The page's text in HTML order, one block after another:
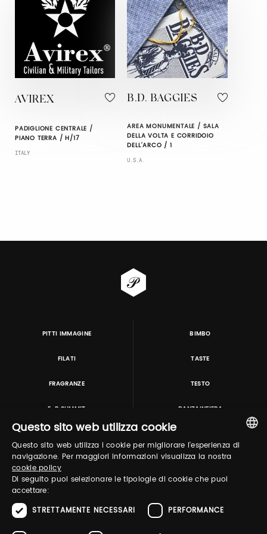
AVIREX
PADIGLIONE CENTRALE /
PIANO TERRA / H/17
ITALY
B.D. BAGGIES
AREA MONUMENTALE / SALA
DELLA VOLTA E CORRIDOIO
DELL'ARCO / 1
U.S.A.
PITTI IMMAGINE BIMBO
FILATI TASTE
FRAGRANZE TESTO
E-P SUMMIT DANZAINFIERA
TUTORING & CONSULTING
ITALIAN
Questo sito web utilizza cookie
Questo sito web utilizza i cookie per migliorare l'esperienza di
navigazione. Per maggiori informazioni visualizza la nostra
cookie policy
Di seguito puoi selezionare le tipologie di cookie che puoi
accettare:
STRETTAMENTE NECESSARI
PERFORMANCE